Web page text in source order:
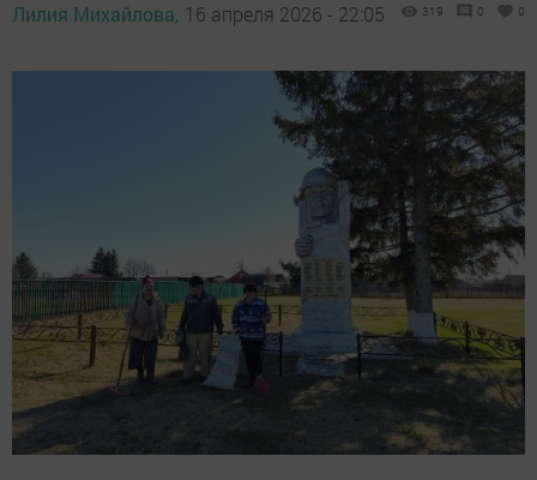
Лилия Михайлова, 16 апреля 2026 - 22:05 319 0 0